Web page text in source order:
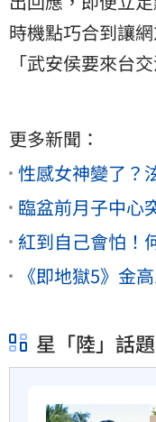
時機點巧合到讓
「武安侯要來台
更多新聞：
性感女神變了？
臨盆前月子中心
紅到自己會怕！
《即地獄5》金
星「陸」話題